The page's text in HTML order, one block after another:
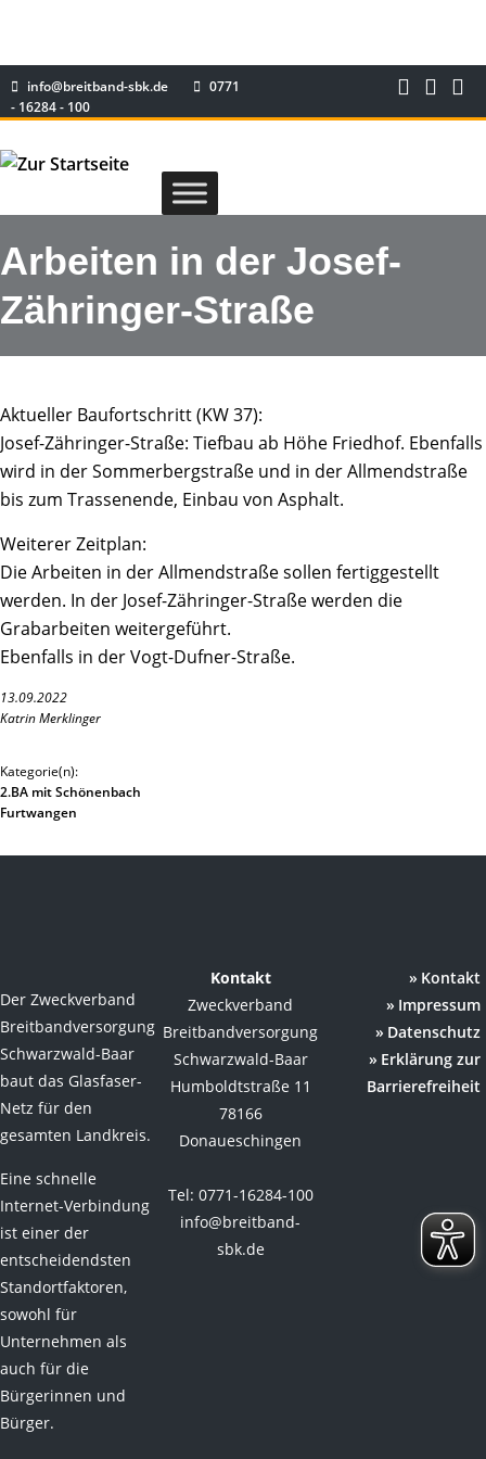
info@breitband-sbk.de
0771
- 16284 - 100
Arbeiten in der Josef-
Zähringer-Straße
Aktueller Baufortschritt (KW 37):
Josef-Zähringer-Straße: Tiefbau ab Höhe Friedhof. Ebenfalls
wird in der Sommerbergstraße und in der Allmendstraße
bis zum Trassenende, Einbau von Asphalt.
Weiterer Zeitplan:
Die Arbeiten in der Allmendstraße sollen fertiggestellt
werden. In der Josef-Zähringer-Straße werden die
Grabarbeiten weitergeführt.
Ebenfalls in der Vogt-Dufner-Straße.
13.09.2022
Katrin Merklinger
Kategorie(n):
2.BA mit Schönenbach
Furtwangen
Der Zweckverband
Breitbandversorgung
Schwarzwald-Baar
baut das Glasfaser-
Netz für den
gesamten Landkreis.
Eine schnelle
Internet-Verbindung
ist einer der
entscheidendsten
Standortfaktoren,
sowohl für
Unternehmen als
auch für die
Bürgerinnen und
Bürger.
Kontakt
Zweckverband
Breitbandversorgung
Schwarzwald-Baar
Humboldtstraße 11
78166
Donaueschingen
Tel: 0771-16284-100
info@breitband-
sbk.de
Kontakt
Impressum
Datenschutz
Erklärung zur
Barrierefreiheit